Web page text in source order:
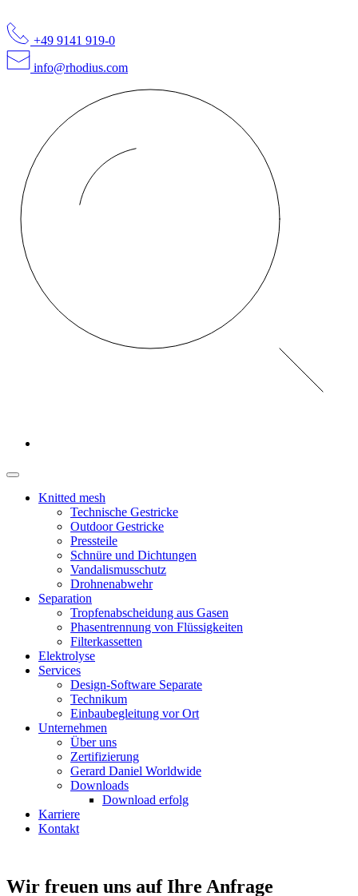
+49 9141 919-0
info@rhodius.com
Knitted mesh
Technische Gestricke
Outdoor Gestricke
Pressteile
Schnüre und Dichtungen
Vandalismusschutz
Drohnenabwehr
Separation
Tropfenabscheidung aus Gasen
Phasentrennung von Flüssigkeiten
Filterkassetten
Elektrolyse
Services
Design-Software Separate
Technikum
Einbaubegleitung vor Ort
Unternehmen
Über uns
Zertifizierung
Gerard Daniel Worldwide
Downloads
Download erfolg
Karriere
Kontakt
Wir freuen uns auf Ihre Anfrage